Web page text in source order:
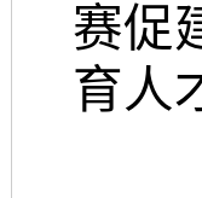
赛促
育人